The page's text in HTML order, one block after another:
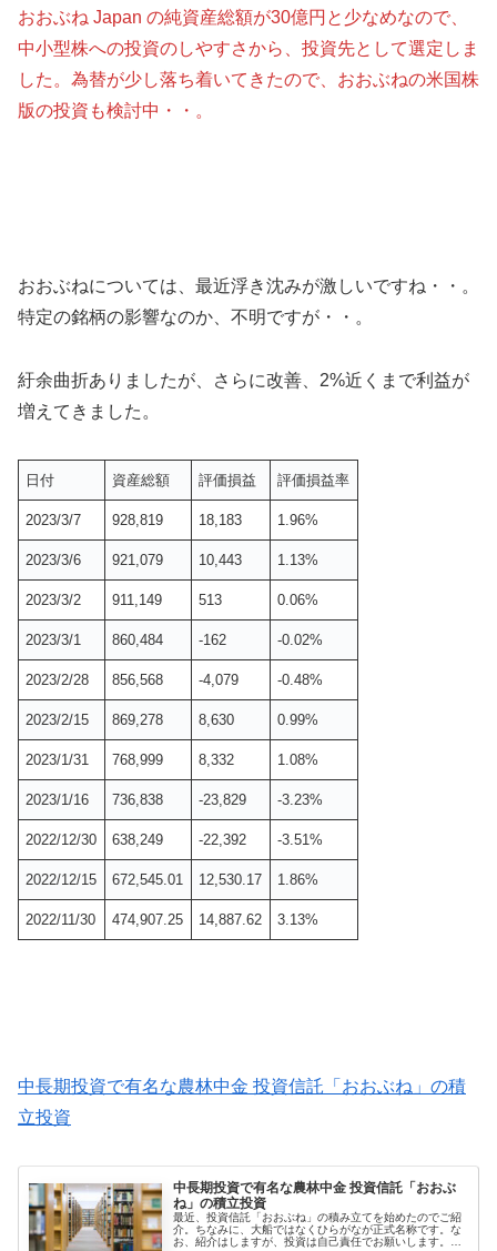
おおぶね Japan の純資産総額が30億円と少なめなので、
中小型株への投資のしやすさから、投資先として選定しま
した。為替が少し落ち着いてきたので、おおぶねの米国株
版の投資も検討中・・。
おおぶねについては、最近浮き沈みが激しいですね・・。
特定の銘柄の影響なのか、不明ですが・・。
紆余曲折ありましたが、さらに改善、2%近くまで利益が
増えてきました。
日付 資産総額 評価損益 評価損益率
2023/3/7 928,819 18,183 1.96%
2023/3/6 921,079 10,443 1.13%
2023/3/2 911,149 513 0.06%
2023/3/1 860,484 -162 -0.02%
2023/2/28 856,568 -4,079 -0.48%
2023/2/15 869,278 8,630 0.99%
2023/1/31 768,999 8,332 1.08%
2023/1/16 736,838 -23,829 -3.23%
2022/12/30 638,249 -22,392 -3.51%
2022/12/15 672,545.01 12,530.17 1.86%
2022/11/30 474,907.25 14,887.62 3.13%
中長期投資で有名な農林中金 投資信託「おおぶね」の積
立投資
中長期投資で有名な農林中金 投資信託「おおぶ
ね」の積立投資
最近、投資信託「おおぶね」の積み立てを始めたのでご紹
介。ちなみに、大船ではなくひらがなが正式名称です。な
お、紹介はしますが、投資は自己責任でお願いします。投